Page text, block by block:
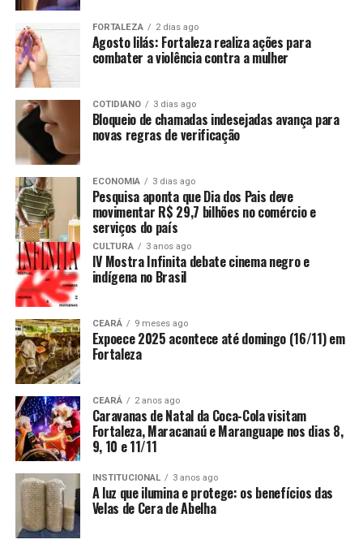
FORTALEZA 2 dias ago
Agosto lilás: Fortaleza realiza ações para
combater a violência contra a mulher
COTIDIANO 3 dias ago
Bloqueio de chamadas indesejadas avança para
novas regras de verificação
ECONOMIA 3 dias ago
Pesquisa aponta que Dia dos Pais deve
movimentar R$ 29,7 bilhões no comércio e
serviços do país
CULTURA 3 anos ago
IV Mostra Infinita debate cinema negro e
indígena no Brasil
CEARÁ 9 meses ago
Expoece 2025 acontece até domingo (16/11) em
Fortaleza
CEARÁ 2 anos ago
Caravanas de Natal da Coca-Cola visitam
Fortaleza, Maracanaú e Maranguape nos dias 8,
9, 10 e 11/11
INSTITUCIONAL 3 anos ago
A luz que ilumina e protege: os benefícios das
Velas de Cera de Abelha